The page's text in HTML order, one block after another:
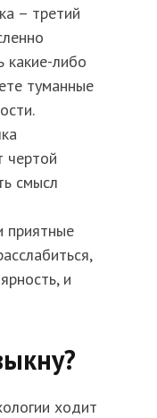
– третий
какие-либо
туманные
чертой
смысл
приятные
и
ходит